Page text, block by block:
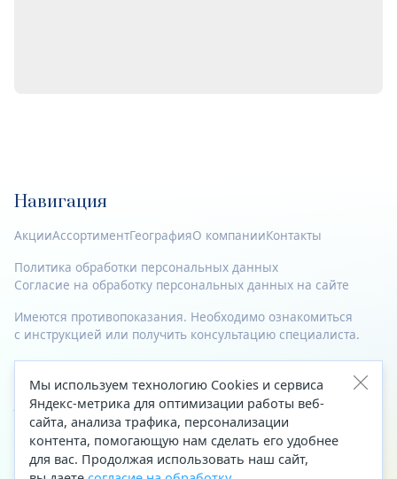
Навигация
АкцииАссортиментГеографияО компанииКонтакты
Политика обработки персональных данных
Согласие на обработку персональных данных на сайте
Имеются противопоказания. Необходимо ознакомиться
с инструкцией или получить консультацию специалиста.
© 2023—2026 Все права защищены.
Адрес
Архангельск, ул. Папанина, д. 19 (вход в здание со стороны
автоцентра «Тойота»)
Мы используем технологию Cookies и сервиса
Яндекс-метрика для оптимизации работы веб-
сайта, анализа трафика, персонализации
контента, помогающую нам сделать его удобнее
для вас. Продолжая использовать наш сайт,